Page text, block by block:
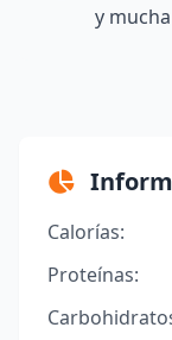
y
Calorías:
Proteínas: